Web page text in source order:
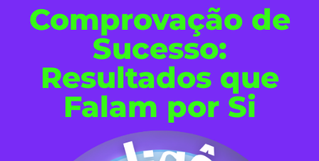
Comprovação de
Sucesso:
Resultados que
Falam por Si